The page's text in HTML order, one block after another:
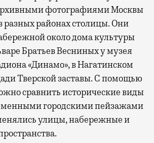
фотографиями Москвы
разных районах столицы. Они
около дома культуры
Братьев Весниных у музея
«Динамо», в Нагатинском
Тверской заставы. С помощью
сравнить исторические виды
городскими пейзажами
улицы, набережные и